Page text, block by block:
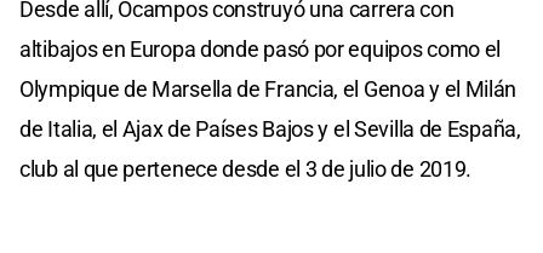
Desde allí, Ocampos construyó una carrera con
altibajos en Europa donde pasó por equipos como el
Olympique de Marsella de Francia, el Genoa y el Milán
de Italia, el Ajax de Países Bajos y el Sevilla de España,
club al que pertenece desde el 3 de julio de 2019.